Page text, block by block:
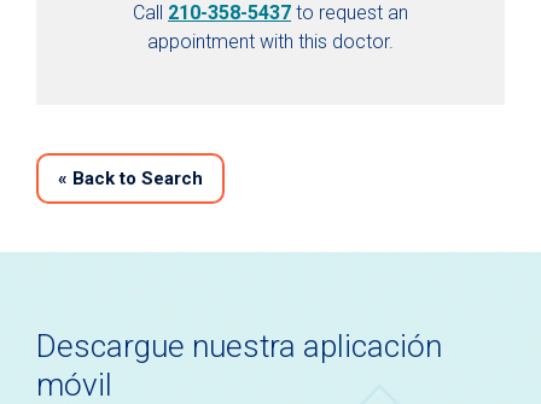
Call 210-358-5437 to request an
appointment with this doctor.
« Back to Search
Descargue nuestra aplicación
móvil